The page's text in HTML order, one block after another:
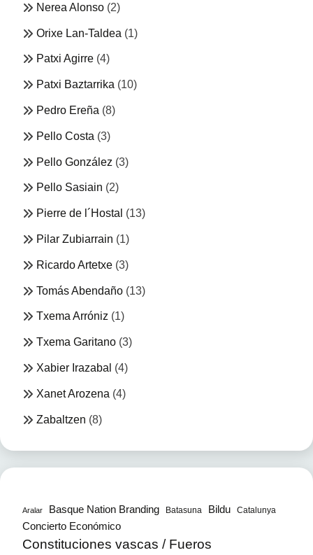
Nerea Alonso (2)
Orixe Lan-Taldea (1)
Patxi Agirre (4)
Patxi Baztarrika (10)
Pedro Ereña (8)
Pello Costa (3)
Pello González (3)
Pello Sasiain (2)
Pierre de l´Hostal (13)
Pilar Zubiarrain (1)
Ricardo Artetxe (3)
Tomás Abendaño (13)
Txema Arróniz (1)
Txema Garitano (3)
Xabier Irazabal (4)
Xanet Arozena (4)
Zabaltzen (8)
Aralar Basque Nation Branding Batasuna Bildu Catalunya
Concierto Económico
Constituciones vascas / Fueros